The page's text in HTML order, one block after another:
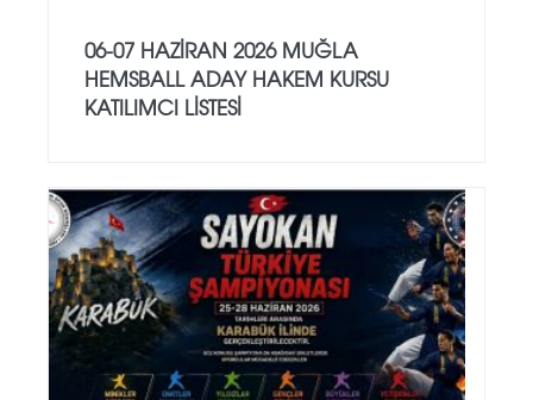
06-07 HAZİRAN 2026 MUĞLA
HEMSBALL ADAY HAKEM KURSU
KATILIMCI LİSTESİ